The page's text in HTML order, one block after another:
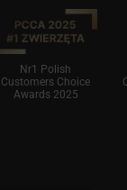
Nr1 Polish
Customers Choice
Awards 2025